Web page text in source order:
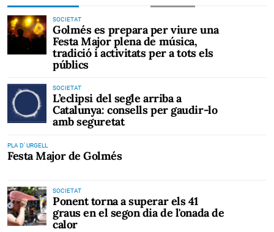
SOCIETAT
Golmés es prepara per viure una
Festa Major plena de música,
tradició i activitats per a tots els
públics
SOCIETAT
L’eclipsi del segle arriba a
Catalunya: consells per gaudir-lo
amb seguretat
PLA D' URGELL
Festa Major de Golmés
SOCIETAT
Ponent torna a superar els 41
graus en el segon dia de l'onada de
calor